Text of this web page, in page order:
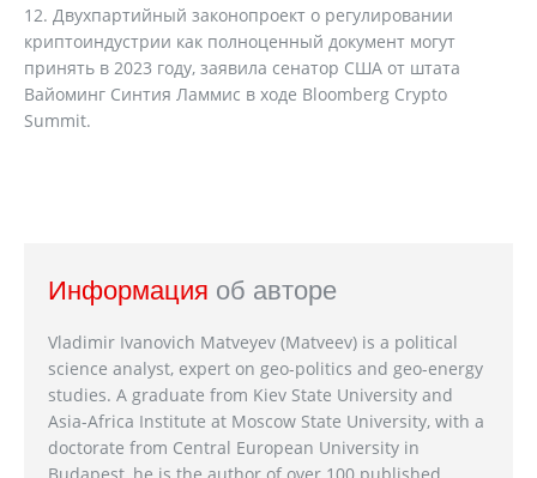
12. Двухпартийный законопроект о регулировании
криптоиндустрии как полноценный документ могут
принять в 2023 году, заявила сенатор США от штата
Вайоминг Синтия Ламмис в ходе Bloomberg Crypto
Summit.
Информация об авторе
Vladimir Ivanovich Matveyev (Matveev) is a political
science analyst, expert on geo-politics and geo-energy
studies. A graduate from Kiev State University and
Asia-Africa Institute at Moscow State University, with a
doctorate from Central European University in